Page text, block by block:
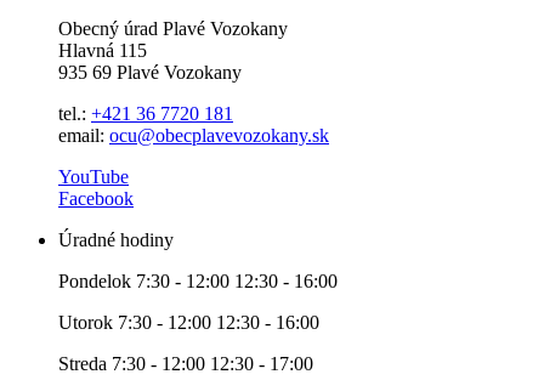
Obecný úrad Plavé Vozokany
Hlavná 115
935 69 Plavé Vozokany
tel.: +421 36 7720 181
email: ocu@obecplavevozokany.sk
YouTube
Facebook
Úradné hodiny
Pondelok 7:30 - 12:00 12:30 - 16:00
Utorok 7:30 - 12:00 12:30 - 16:00
Streda 7:30 - 12:00 12:30 - 17:00